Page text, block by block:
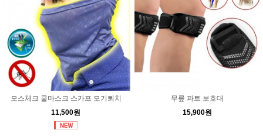
모스체크 쿨마스크 스카프 모기퇴치
11,500원
무릎 파트 보호대
15,900원